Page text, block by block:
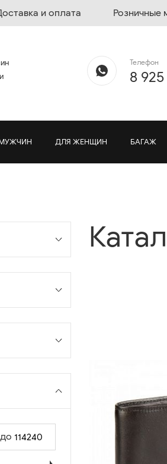
и оплата Розничные
Телефон
8
ДЛЯ ЖЕНЩИН БАГАЖ
до